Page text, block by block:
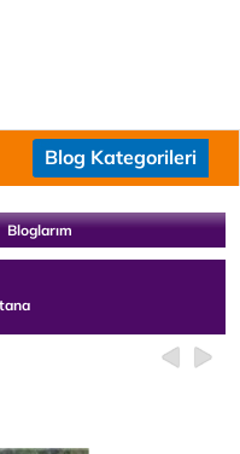
Blog Kategorileri
Bloglarım